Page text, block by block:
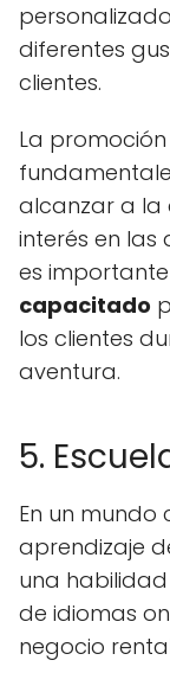
diferentes
clientes.
La
alcanzar a la
interés en las
es
capacitado
los clientes
aventura.
5.
En un
aprendizaje
una
de idiomas
negocio